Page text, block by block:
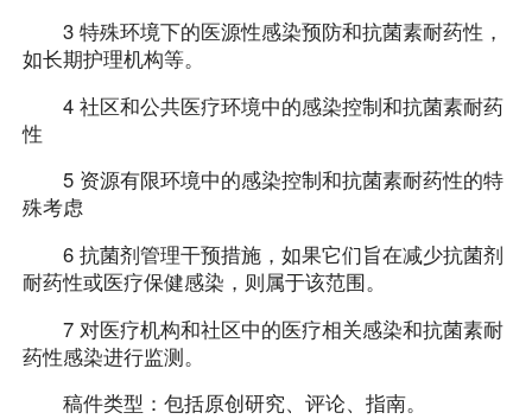
3 特殊环境下的医源性感染预防和抗菌素耐药性，
如长期护理机构等。
4 社区和公共医疗环境中的感染控制和抗菌素耐药
性
5 资源有限环境中的感染控制和抗菌素耐药性的特
殊考虑
6 抗菌剂管理干预措施，如果它们旨在减少抗菌剂
耐药性或医疗保健感染，则属于该范围。
7 对医疗机构和社区中的医疗相关感染和抗菌素耐
药性感染进行监测。
稿件类型：包括原创研究、评论、指南。